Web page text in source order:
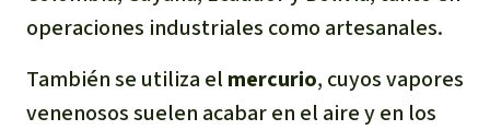
operaciones industriales como artesanales.
También se utiliza el mercurio, cuyos vapores
venenosos suelen acabar en el aire y en los